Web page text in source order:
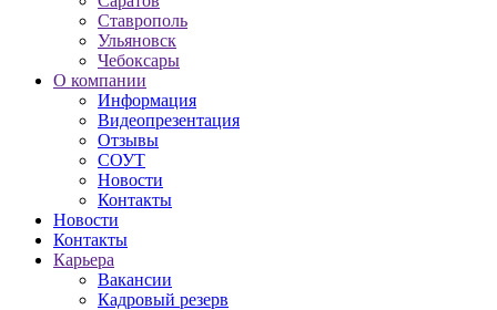
Ставрополь
Ульяновск
Чебоксары
О компании
Информация
Видеопрезентация
Отзывы
СОУТ
Новости
Контакты
Новости
Контакты
Карьера
Вакансии
Кадровый резерв